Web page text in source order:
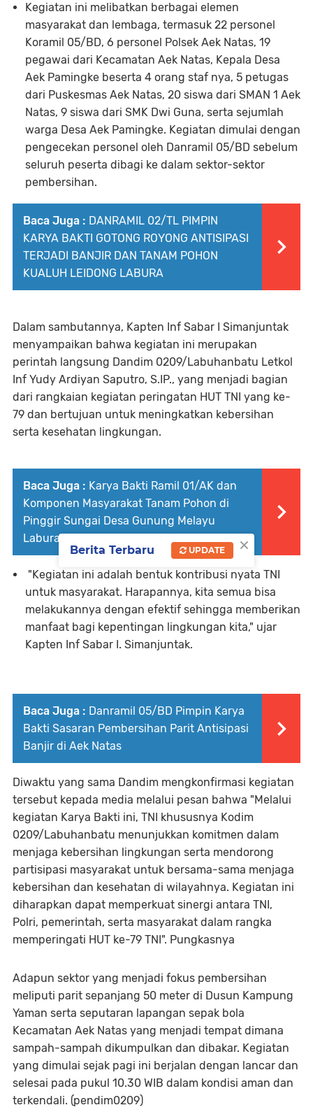
Kegiatan ini melibatkan berbagai elemen
masyarakat dan lembaga, termasuk 22 personel
Koramil 05/BD, 6 personel Polsek Aek Natas, 19
pegawai dari Kecamatan Aek Natas, Kepala Desa
Aek Pamingke beserta 4 orang staf nya, 5 petugas
dari Puskesmas Aek Natas, 20 siswa dari SMAN 1 Aek
Natas, 9 siswa dari SMK Dwi Guna, serta sejumlah
warga Desa Aek Pamingke. Kegiatan dimulai dengan
pengecekan personel oleh Danramil 05/BD sebelum
seluruh peserta dibagi ke dalam sektor-sektor
pembersihan.
Baca Juga : DANRAMIL 02/TL PIMPIN
KARYA BAKTI GOTONG ROYONG ANTISIPASI
TERJADI BANJIR DAN TANAM POHON
KUALUH LEIDONG LABURA
Dalam sambutannya, Kapten Inf Sabar I Simanjuntak
menyampaikan bahwa kegiatan ini merupakan
perintah langsung Dandim 0209/Labuhanbatu Letkol
Inf Yudy Ardiyan Saputro, S.IP., yang menjadi bagian
dari rangkaian kegiatan peringatan HUT TNI yang ke-
79 dan bertujuan untuk meningkatkan kebersihan
serta kesehatan lingkungan.
Baca Juga : Karya Bakti Ramil 01/AK dan
Komponen Masyarakat Tanam Pohon di
Pinggir Sungai Desa Gunung Melayu
Labura
"Kegiatan ini adalah bentuk kontribusi nyata TNI
untuk masyarakat. Harapannya, kita semua bisa
melakukannya dengan efektif sehingga memberikan
manfaat bagi kepentingan lingkungan kita," ujar
Kapten Inf Sabar I. Simanjuntak.
Baca Juga : Danramil 05/BD Pimpin Karya
Bakti Sasaran Pembersihan Parit Antisipasi
Banjir di Aek Natas
Diwaktu yang sama Dandim mengkonfirmasi kegiatan
tersebut kepada media melalui pesan bahwa "Melalui
kegiatan Karya Bakti ini, TNI khususnya Kodim
0209/Labuhanbatu menunjukkan komitmen dalam
menjaga kebersihan lingkungan serta mendorong
partisipasi masyarakat untuk bersama-sama menjaga
kebersihan dan kesehatan di wilayahnya. Kegiatan ini
diharapkan dapat memperkuat sinergi antara TNI,
Polri, pemerintah, serta masyarakat dalam rangka
memperingati HUT ke-79 TNI". Pungkasnya
Adapun sektor yang menjadi fokus pembersihan
meliputi parit sepanjang 50 meter di Dusun Kampung
Yaman serta seputaran lapangan sepak bola
Kecamatan Aek Natas yang menjadi tempat dimana
sampah-sampah dikumpulkan dan dibakar. Kegiatan
yang dimulai sejak pagi ini berjalan dengan lancar dan
selesai pada pukul 10.30 WIB dalam kondisi aman dan
terkendali. (pendim0209)
×
Berita Terbaru UPDATE